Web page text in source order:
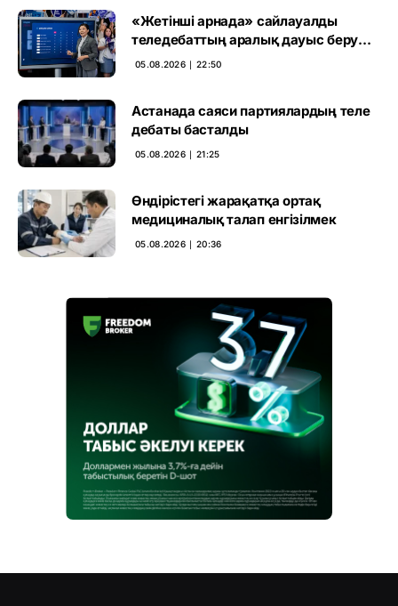
«Жетінші арнада» сайлауалды
теледебаттың аралық дауыс беру
нәтижесі жарияланды
05.08.2026 ∣ 22:50
Астанада саяси партиялардың теле
дебаты басталды
05.08.2026 ∣ 21:25
Өндірістегі жарақатқа ортақ
медициналық талап енгізілмек
05.08.2026 ∣ 20:36